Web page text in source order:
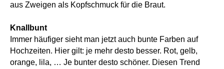
aus Zweigen als Kopfschmuck für die Braut.
Knallbunt
Immer häufiger sieht man jetzt auch bunte Farben auf
Hochzeiten. Hier gilt: je mehr desto besser. Rot, gelb,
orange, lila, … Je bunter desto schöner. Diesen Trend